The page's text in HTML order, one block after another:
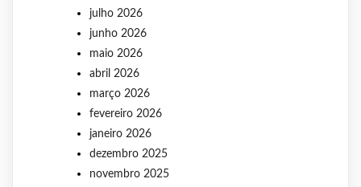
julho 2026
junho 2026
maio 2026
abril 2026
março 2026
fevereiro 2026
janeiro 2026
dezembro 2025
novembro 2025